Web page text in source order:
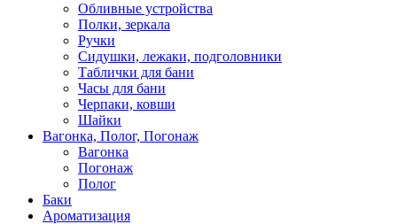
Обливные устройства
Полки, зеркала
Ручки
Сидушки, лежаки, подголовники
Таблички для бани
Часы для бани
Черпаки, ковши
Шайки
Вагонка, Полог, Погонаж
Вагонка
Погонаж
Полог
Баки
Ароматизация